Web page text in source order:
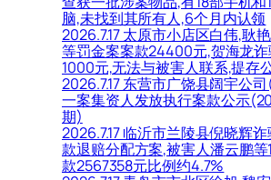
脑,未找到其所有人,6个月内认领
2026.7.17 太原市小店区白伟,耿
等罚金案案款24400元,贺海龙
1000元,无法与被害人联系,提存
2026.7.17 东营市广饶县阔宇公
一案集资人发放执行案款公示
期)
2026.7.17 临沂市兰陵县倪晓辉
款退赔分配方案,被害人潘云鹏等
款2567358元比例约4.7%